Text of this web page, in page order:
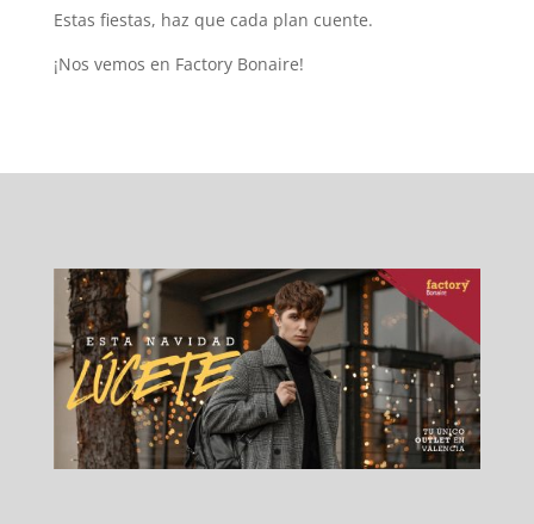
Estas fiestas, haz que cada plan cuente.
¡Nos vemos en Factory Bonaire!